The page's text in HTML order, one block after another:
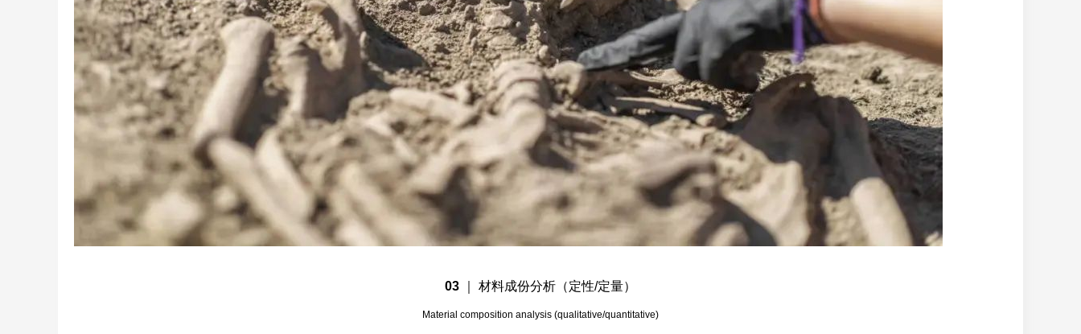
03 材料成份分析（定性/定量）
Material composition analysis (qualitative/quantitative)